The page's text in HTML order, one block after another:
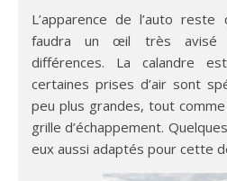
L’apparence de l’auto reste
faudra un œil très avisé
différences. La calandre
certaines prises d’air sont
peu plus grandes, tout
grille d’échappement.
eux aussi adaptés pour cette